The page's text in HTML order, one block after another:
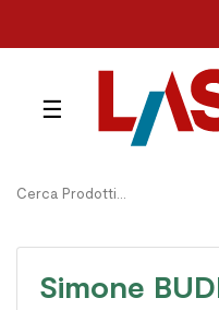
navigazione
☰
Simone